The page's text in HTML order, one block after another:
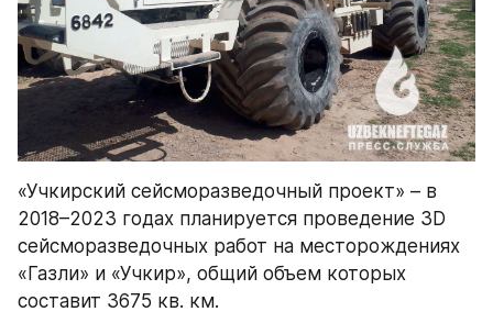
«Учкирский сейсморазведочный проект» – в
2018–2023 годах планируется проведение 3D
сейсморазведочных работ на месторождениях
«Газли» и «Учкир», общий объем которых
составит 3675 кв. км.